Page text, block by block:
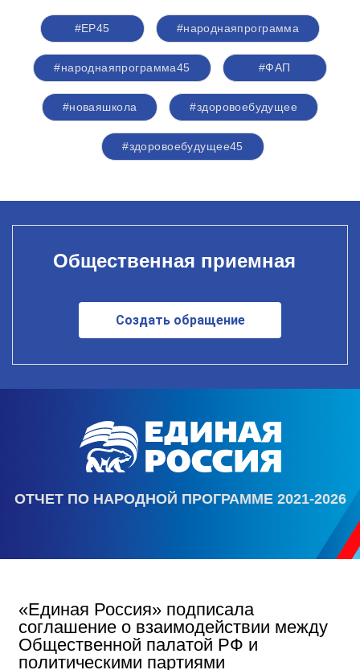
#ЕР45 #народнаяпрограмма
#народнаяпрограмма45 #ФАП
#новаяшкола #здоровоебудущее
#здоровоебудущее45
Общественная приемная
Создать обращение
ОТЧЕТ ПО НАРОДНОЙ ПРОГРАММЕ 2021-2026
«Единая Россия» подписала
соглашение о взаимодействии между
Общественной палатой РФ и
политическими партиями